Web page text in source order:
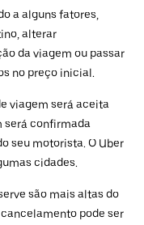
a alguns fatores,
alterar
da viagem ou passar
no preço inicial.
viagem será aceita
será confirmada
seu motorista. O Uber
cidades.
são mais altas do
pode ser